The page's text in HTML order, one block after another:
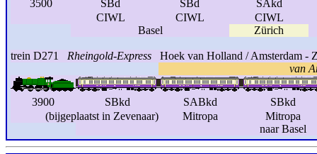
3500 SBd SBd
SAkd
CIWL
CIWL
CIWL
Basel
Zürich
trein D271 Rheingold-Express Hoek van Holland / Amsterdam -
van
3900 SBkd SABkd
SBkd
(bijgeplaatst in Zevenaar)
Mitropa
Mitropa
naar Basel